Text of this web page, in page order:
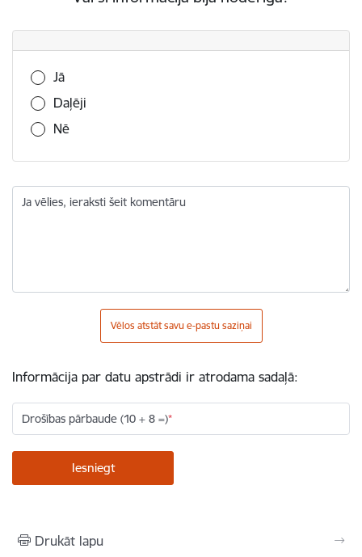
Vai šī informācija bija noderīga?
Jā
Daļēji
Nē
Ja vēlies, ieraksti šeit komentāru
Vēlos atstāt savu e-pastu saziņai
Informācija par datu apstrādi ir atrodama sadaļā:
Drošības pārbaude (10 + 8 =)
Drukāt lapu